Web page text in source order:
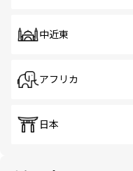
中近東
アフリカ
日本